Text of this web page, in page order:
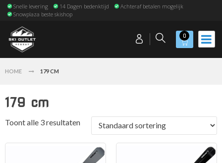
Snelle levering 14 Dagen bedenktijd
Achteraf betalen mogelijk
Snowplaza beste skishop
0
HOME 179 CM
179 cm
Toont alle 3 resultaten